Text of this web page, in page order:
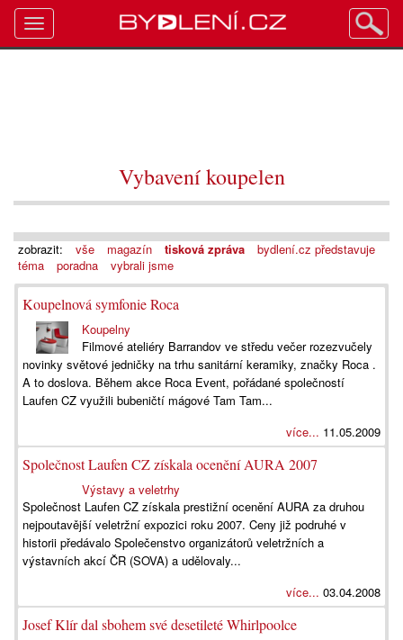
Vybavení koupelen
zobrazit: vše magazín tisková zpráva
bydlení.cz představuje
téma
poradna vybrali jsme
Koupelnová symfonie Roca
Koupelny
Filmové ateliéry Barrandov ve středu večer rozezvučely
novinky světové jedničky na trhu sanitární keramiky, značky Roca .
A to doslova. Během akce Roca Event, pořádané společností
Laufen CZ využili bubeničtí mágové Tam Tam...
více... 11.05.2009
Společnost Laufen CZ získala ocenění AURA 2007
Výstavy a veletrhy
Společnost Laufen CZ získala prestižní ocenění AURA za druhou
nejpoutavější veletržní expozici roku 2007. Ceny již podruhé v
historii předávalo Společenstvo organizátorů veletržních a
výstavních akcí ČR (SOVA) a udělovaly...
více... 03.04.2008
Josef Klír dal sbohem své desetileté Whirlpoolce
Toggle
navigation